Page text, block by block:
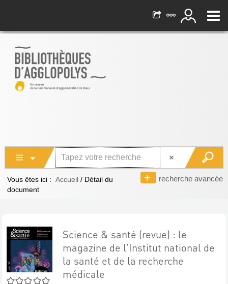
recherche avancée
Vous êtes ici : Accueil / Détail du
document
0/5
Science & santé (revue) : le
magazine de l'Institut national de
la santé et de la recherche
médicale